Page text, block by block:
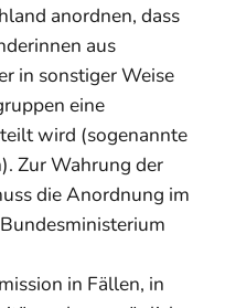
anordnen, dass
aus
in sonstiger Weise
eine
wird (sogenannte
Zur Wahrung der
die Anordnung im
in Fällen, in